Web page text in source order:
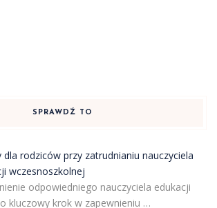
SPRAWDŹ TO
dla rodziców przy zatrudnianiu nauczyciela
wczesnoszkolnej
odpowiedniego nauczyciela edukacji
kluczowy krok w zapewnieniu …